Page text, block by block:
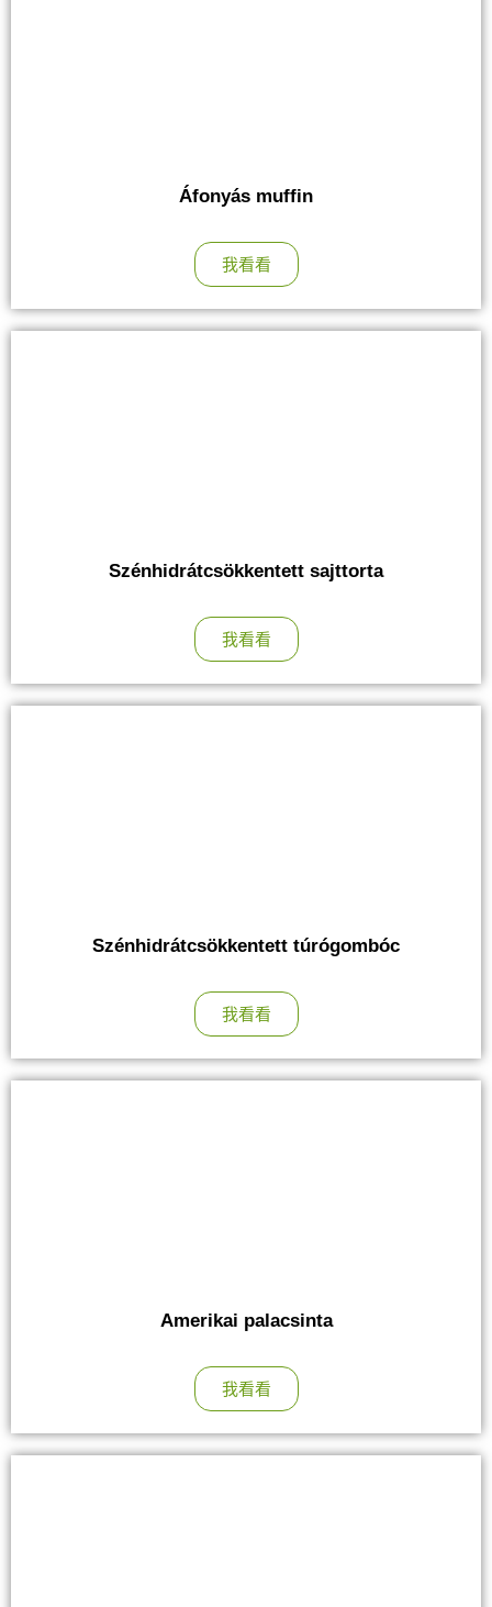
Áfonyás muffin
我看看
Szénhidrátcsökkentett sajttorta
我看看
Szénhidrátcsökkentett túrógombóc
我看看
Amerikai palacsinta
我看看